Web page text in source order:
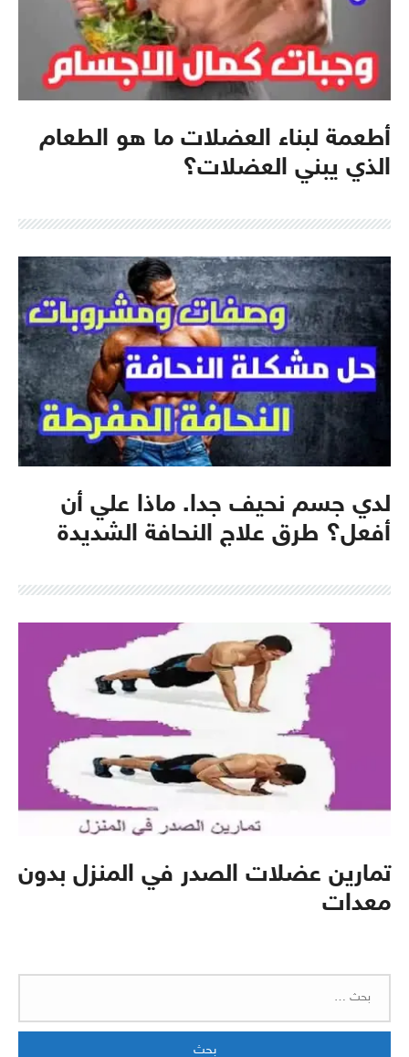
أطعمة لبناء العضلات ما هو الطعام
الذي يبني العضلات؟
لدي جسم نحيف جدا. ماذا علي أن
أفعل؟ طرق علاج النحافة الشديدة
تمارين عضلات الصدر في المنزل بدون
معدات